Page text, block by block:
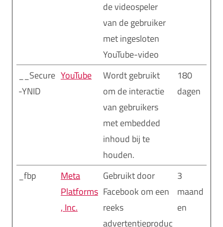
de videospeler
van de gebruiker
met ingesloten
YouTube-video
__Secure
-YNID
YouTube
Wordt gebruikt
om de interactie
van gebruikers
met embedded
inhoud bij te
houden.
180
dagen
_fbp
Meta
Platforms
, Inc.
Gebruikt door
Facebook om een
reeks
advertentieproduc
3
maand
en